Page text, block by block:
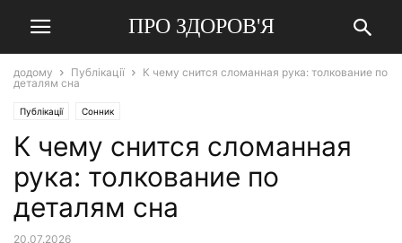
ПРО ЗДОРОВ'Я
додому Публікації
К чему снится сломанная рука: толкование по
деталям сна
Публікації Сонник
К чему снится сломанная
рука: толкование по
деталям сна
20.07.2026